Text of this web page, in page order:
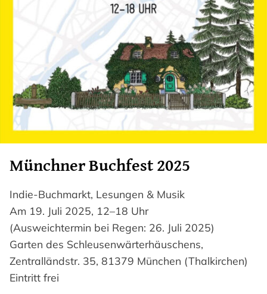
Münchner Buchfest 2025
Indie-Buchmarkt, Lesungen & Musik
Am 19. Juli 2025, 12–18 Uhr
(Ausweichtermin bei Regen: 26. Juli 2025)
Garten des Schleusenwärterhäuschens,
Zentralländstr. 35, 81379 München (Thalkirchen)
Eintritt frei